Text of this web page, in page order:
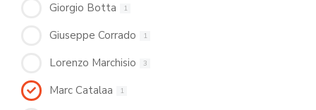
Giorgio Botta 1
Giuseppe Corrado 1
Lorenzo Marchisio 3
Marc Catalaa 1